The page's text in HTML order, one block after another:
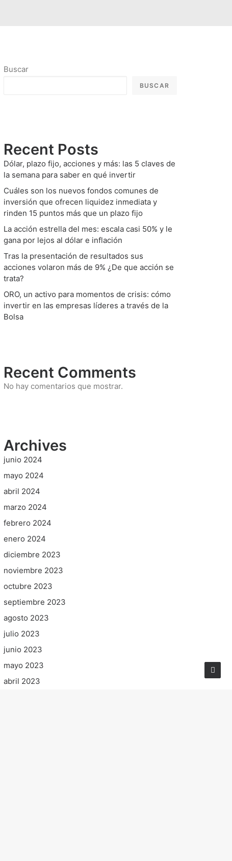
Buscar
BUSCAR
Recent Posts
Dólar, plazo fijo, acciones y más: las 5 claves de
la semana para saber en qué invertir
Cuáles son los nuevos fondos comunes de
inversión que ofrecen liquidez inmediata y
rinden 15 puntos más que un plazo fijo
La acción estrella del mes: escala casi 50% y le
gana por lejos al dólar e inflación
Tras la presentación de resultados sus
acciones volaron más de 9% ¿De que acción se
trata?
ORO, un activo para momentos de crisis: cómo
invertir en las empresas líderes a través de la
Bolsa
Recent Comments
No hay comentarios que mostrar.
Archives
junio 2024
mayo 2024
abril 2024
marzo 2024
febrero 2024
enero 2024
diciembre 2023
noviembre 2023
octubre 2023
septiembre 2023
agosto 2023
julio 2023
junio 2023
mayo 2023
abril 2023